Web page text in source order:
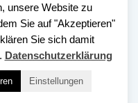
unsere Website zu
Sie auf "Akzeptieren"
Sie sich damit
Datenschutzerklärung
Einstellungen